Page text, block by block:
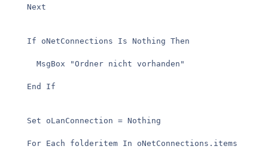
    Next
    If oNetConnections Is Nothing Then
      MsgBox "Ordner nicht vorhanden"
    End If
    Set oLanConnection = Nothing
    For Each folderitem In oNetConnections.items